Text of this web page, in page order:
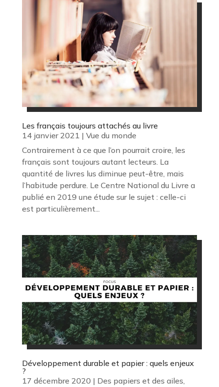
Les français toujours attachés au livre
14 janvier 2021 | Vue du monde
Contrairement à ce que l’on pourrait croire, les
français sont toujours autant lecteurs. La
quantité de livres lus diminue peut-être, mais
l’habitude perdure. Le Centre National du Livre a
publié en 2019 une étude sur le sujet : celle-ci
est particulièrement...
Développement durable et papier : quels enjeux
?
17 décembre 2020 | Des papiers et des ailes,